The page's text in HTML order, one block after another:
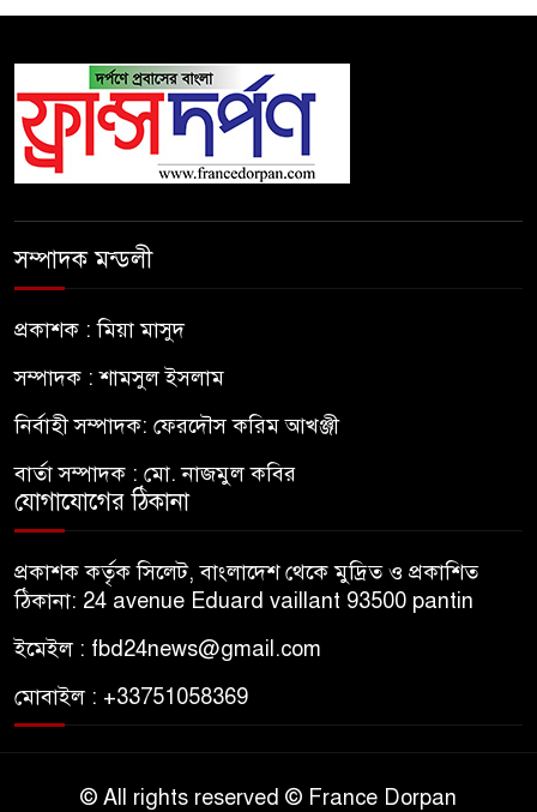
সম্পাদক মন্ডলী
প্রকাশক : মিয়া মাসুদ
সম্পাদক : শামসুল ইসলাম
নির্বাহী সম্পাদক: ফেরদৌস করিম আখঞ্জী
বার্তা সম্পাদক : মো. নাজমুল কবির
যোগাযোগের ঠিকানা
প্রকাশক কর্তৃক সিলেট, বাংলাদেশ থেকে মুদ্রিত ও প্রকাশিত
ঠিকানা: 24 avenue Eduard vaillant 93500 pantin
ইমেইল : fbd24news@gmail.com
মোবাইল : +33751058369
© All rights reserved © France Dorpan